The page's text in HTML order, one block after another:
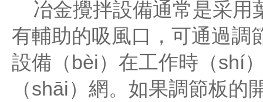
冶金攪拌設備通常是采用
有輔助的吸風口，可通過調
設備（bèi）在工作時（shí
（shāi）網。如果調節板